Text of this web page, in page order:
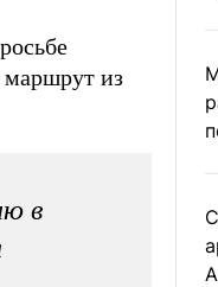
маршрут из
в